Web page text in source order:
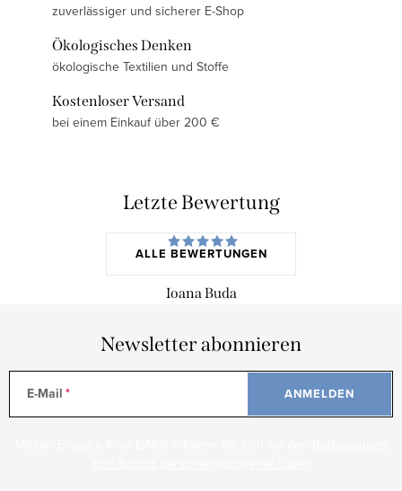
zuverlässiger und sicherer E-Shop
Ökologisches Denken
ökologische Textilien und Stoffe
Kostenloser Versand
bei einem Einkauf über 200 €
Letzte Bewertung
ALLE BEWERTUNGEN
Ioana Buda
Newsletter abonnieren
E-Mail ANMELDEN